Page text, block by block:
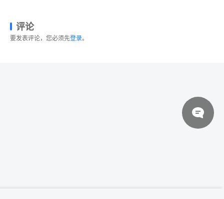
评论
要发表评论，您必须先登录。